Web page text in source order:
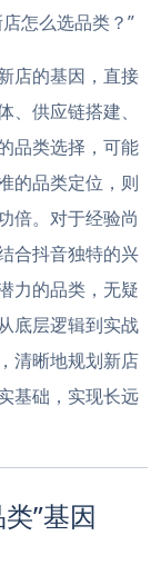
怎么选品类？”
店的基因，直接
供应链搭建、
品类选择，可能
的品类定位，则
倍。对于经验尚
合抖音独特的兴
力的品类，无疑
底层逻辑到实战
清晰地规划新店
基础，实现长远
”基因